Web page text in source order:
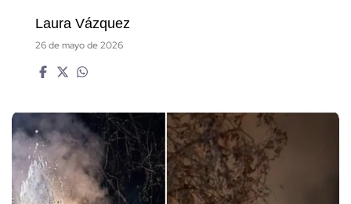
Laura Vázquez
26 de mayo de 2026